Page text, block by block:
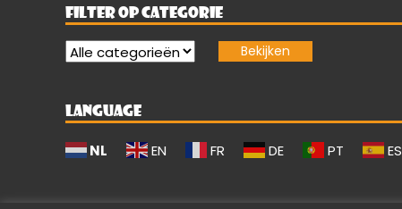
FILTER OP CATEGORIE
LANGUAGE
NL EN FR DE PT ES